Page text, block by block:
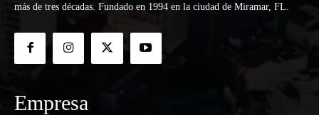
más de tres décadas. Fundado en 1994 en la ciudad de Miramar, FL.
Empresa